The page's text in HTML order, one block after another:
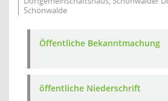
Schönwalde
Öffentliche Bekanntmachung
öffentliche Niederschrift